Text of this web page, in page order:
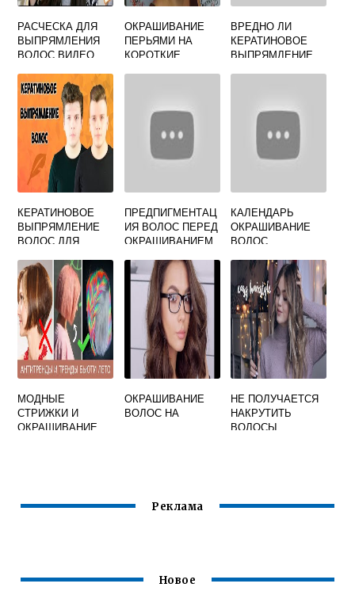
РАСЧЕСКА ДЛЯ
ВЫПРЯМЛЕНИЯ
ВОЛОС ВИДЕО
ОКРАШИВАНИЕ
ПЕРЬЯМИ НА
КОРОТКИЕ
ВРЕДНО ЛИ
КЕРАТИНОВОЕ
ВЫПРЯМЛЕНИЕ
КЕРАТИНОВОЕ
ВЫПРЯМЛЕНИЕ
ВОЛОС ДЛЯ
ПРЕДПИГМЕНТАЦ
ИЯ ВОЛОС ПЕРЕД
ОКРАШИВАНИЕМ
КАЛЕНДАРЬ
ОКРАШИВАНИЕ
ВОЛОС
МОДНЫЕ
СТРИЖКИ И
ОКРАШИВАНИЕ
ОКРАШИВАНИЕ
ВОЛОС НА
НЕ ПОЛУЧАЕТСЯ
НАКРУТИТЬ
ВОЛОСЫ
Реклама
Новое